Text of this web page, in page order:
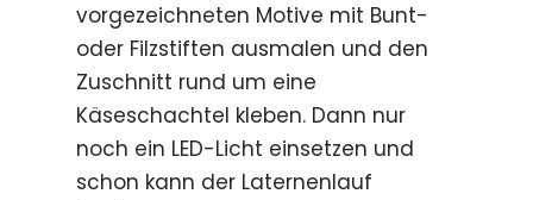
vorgezeichneten Motive mit Bunt-
oder Filzstiften ausmalen und den
Zuschnitt rund um eine
Käseschachtel kleben. Dann nur
noch ein LED-Licht einsetzen und
schon kann der Laternenlauf